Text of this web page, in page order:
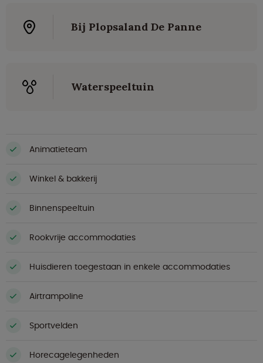
Bij Plopsaland De Panne
Waterspeeltuin
Animatieteam
Winkel & bakkerij
Binnenspeeltuin
Rookvrije accommodaties
Huisdieren toegestaan in enkele accommodaties
Airtrampoline
Sportvelden
Horecagelegenheden